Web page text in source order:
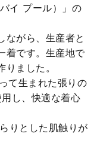
イ プール）」の
ながら、生産者と
着です。生産地で
ました。
て生まれた張りの
し、快適な着心
りとした肌触りが